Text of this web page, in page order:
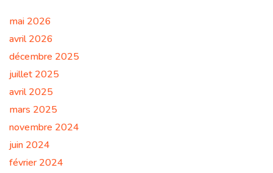
mai 2026
avril 2026
décembre 2025
juillet 2025
avril 2025
mars 2025
novembre 2024
juin 2024
février 2024